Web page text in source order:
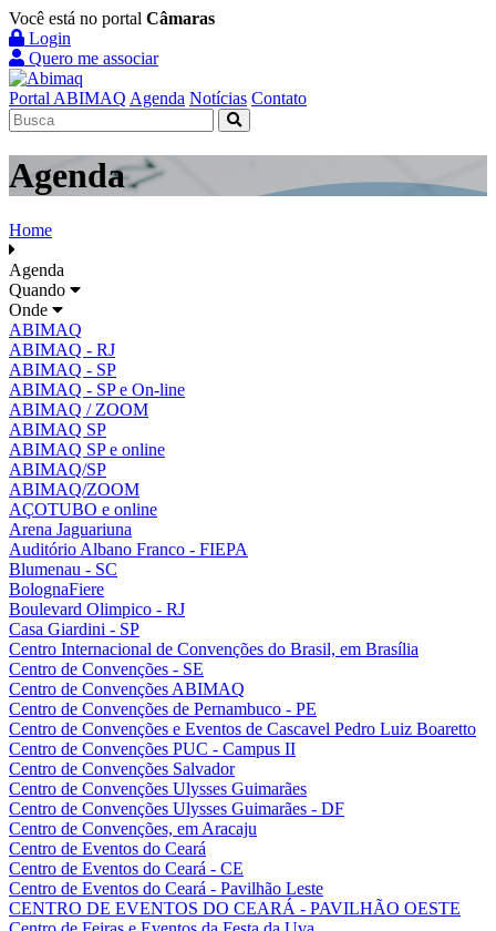
Você está no portal Câmaras
Login
Quero me associar
Portal ABIMAQ Agenda Notícias Contato
Agenda
Home
Agenda
Quando
Onde
ABIMAQ
ABIMAQ - RJ
ABIMAQ - SP
ABIMAQ - SP e On-line
ABIMAQ / ZOOM
ABIMAQ SP
ABIMAQ SP e online
ABIMAQ/SP
ABIMAQ/ZOOM
AÇOTUBO e online
Arena Jaguariuna
Auditório Albano Franco - FIEPA
Blumenau - SC
BolognaFiere
Boulevard Olimpico - RJ
Casa Giardini - SP
Centro Internacional de Convenções do Brasil, em Brasília
Centro de Convenções - SE
Centro de Convenções ABIMAQ
Centro de Convenções de Pernambuco - PE
Centro de Convenções e Eventos de Cascavel Pedro Luiz Boaretto
Centro de Convenções PUC - Campus II
Centro de Convenções Salvador
Centro de Convenções Ulysses Guimarães
Centro de Convenções Ulysses Guimarães - DF
Centro de Convenções, em Aracaju
Centro de Eventos do Ceará
Centro de Eventos do Ceará - CE
Centro de Eventos do Ceará - Pavilhão Leste
CENTRO DE EVENTOS DO CEARÁ - PAVILHÃO OESTE